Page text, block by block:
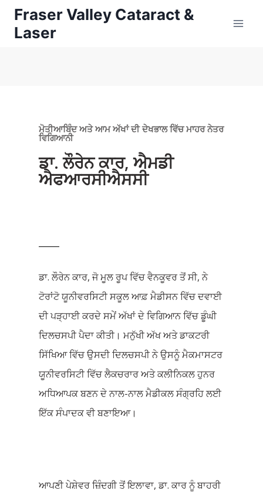
Fraser Valley Cataract &
Laser
ਮੋਤੀਆਬਿੰਦ ਅਤੇ ਆਮ ਅੱਖਾਂ ਦੀ ਦੇਖਭਾਲ ਵਿੱਚ ਮਾਹਰ ਨੇਤਰ
ਵਿਗਿਆਨੀ
ਡਾ. ਲੌਰੇਨ ਕਾਰ, ਐਮਡੀ
ਐਫਆਰਸੀਐਸਸੀ
ਡਾ. ਲੌਰੇਨ ਕਾਰ, ਜੋ ਮੂਲ ਰੂਪ ਵਿੱਚ ਵੈਨਕੂਵਰ ਤੋਂ ਸੀ, ਨੇ
ਟੋਰਾਂਟੋ ਯੂਨੀਵਰਸਿਟੀ ਸਕੂਲ ਆਫ਼ ਮੈਡੀਸਨ ਵਿੱਚ ਦਵਾਈ
ਦੀ ਪੜ੍ਹਾਈ ਕਰਦੇ ਸਮੇਂ ਅੱਖਾਂ ਦੇ ਵਿਗਿਆਨ ਵਿੱਚ ਡੂੰਘੀ
ਦਿਲਚਸਪੀ ਪੈਦਾ ਕੀਤੀ। ਮਨੁੱਖੀ ਅੱਖ ਅਤੇ ਡਾਕਟਰੀ
ਸਿੱਖਿਆ ਵਿੱਚ ਉਸਦੀ ਦਿਲਚਸਪੀ ਨੇ ਉਸਨੂੰ ਮੈਕਮਾਸਟਰ
ਯੂਨੀਵਰਸਿਟੀ ਵਿੱਚ ਲੈਕਚਰਾਰ ਅਤੇ ਕਲੀਨਿਕਲ ਹੁਨਰ
ਅਧਿਆਪਕ ਬਣਨ ਦੇ ਨਾਲ-ਨਾਲ ਮੈਡੀਕਲ ਸੰਗ੍ਰਹਿ ਲਈ
ਇੱਕ ਸੰਪਾਦਕ ਵੀ ਬਣਾਇਆ।
ਆਪਣੀ ਪੇਸ਼ੇਵਰ ਜ਼ਿੰਦਗੀ ਤੋਂ ਇਲਾਵਾ, ਡਾ. ਕਾਰ ਨੂੰ ਬਾਹਰੀ